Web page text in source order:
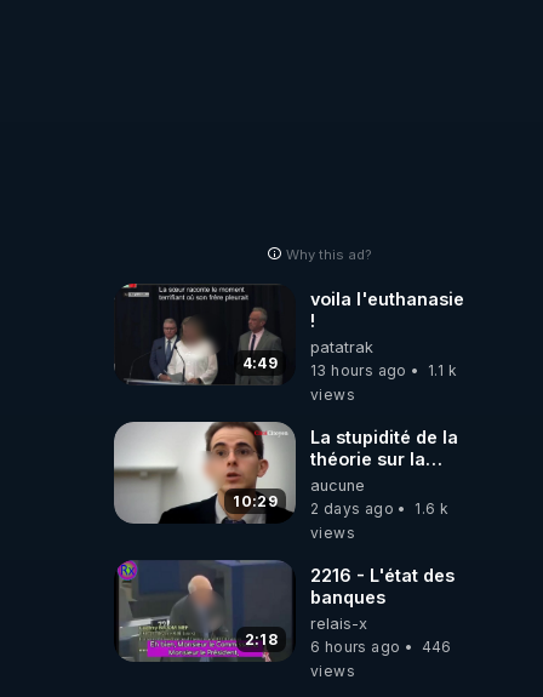
Why this ad?
4:49
voila l'euthanasie
!
patatrak
13 hours ago
1.1 k
views
10:29
La stupidité de la
théorie sur la
responsabilité de
l’homme
concernant le
carbone.
aucune
2 days ago
1.6 k
views
2:18
2216 - L'état des
banques
relais-x
6 hours ago
446
views